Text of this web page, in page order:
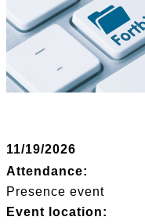
11/19/2026
Attendance:
Presence event
Event location: